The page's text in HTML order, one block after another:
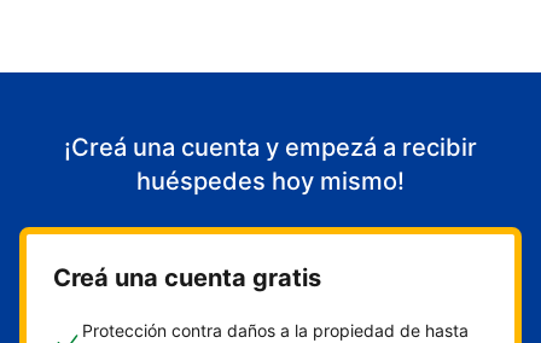
¡Creá una cuenta y empezá a recibir
huéspedes hoy mismo!
Creá una cuenta gratis
Protección contra daños a la propiedad de hasta